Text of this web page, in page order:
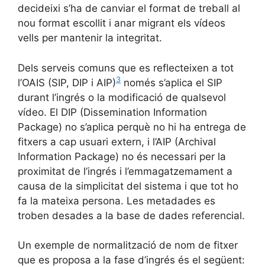
decideixi s’ha de canviar el format de treball al
nou format escollit i anar migrant els vídeos
vells per mantenir la integritat.
Dels serveis comuns que es reflecteixen a tot
l’OAIS (SIP, DIP i AIP)3 només s’aplica el SIP
durant l’ingrés o la modificació de qualsevol
vídeo. El DIP (Dissemination Information
Package) no s’aplica perquè no hi ha entrega de
fitxers a cap usuari extern, i l’AIP (Archival
Information Package) no és necessari per la
proximitat de l’ingrés i l’emmagatzemament a
causa de la simplicitat del sistema i que tot ho
fa la mateixa persona. Les metadades es
troben desades a la base de dades referencial.
Un exemple de normalització de nom de fitxer
que es proposa a la fase d’ingrés és el següent: